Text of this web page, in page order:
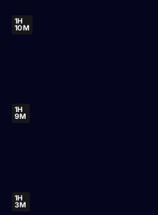
1H
10M
1H
9M
1H
3M